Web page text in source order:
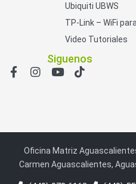
Ubiquiti UBWS
TP-Link – WiFi
Video Tutoriales
Siguenos
Oficina Matriz
Carmen Aguascalientes,